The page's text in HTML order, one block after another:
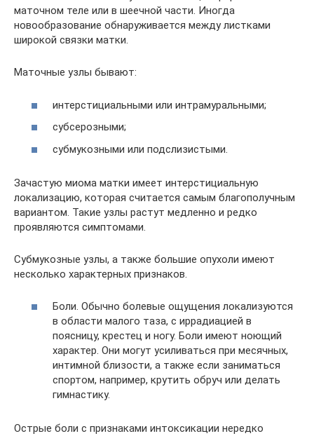
маточном теле или в шеечной части. Иногда
новообразование обнаруживается между листками
широкой связки матки.
Маточные узлы бывают:
интерстициальными или интрамуральными;
субсерозными;
субмукозными или подслизистыми.
Зачастую миома матки имеет интерстициальную
локализацию, которая считается самым благополучным
вариантом. Такие узлы растут медленно и редко
проявляются симптомами.
Субмукозные узлы, а также большие опухоли имеют
несколько характерных признаков.
Боли. Обычно болевые ощущения локализуются
в области малого таза, с иррадиацией в
поясницу, крестец и ногу. Боли имеют ноющий
характер. Они могут усиливаться при месячных,
интимной близости, а также если заниматься
спортом, например, крутить обруч или делать
гимнастику.
Острые боли с признаками интоксикации нередко